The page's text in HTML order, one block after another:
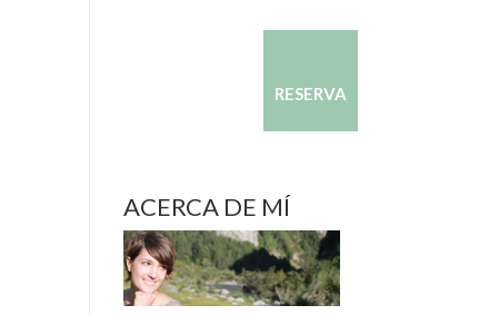
RESERVA
ACERCA DE MÍ